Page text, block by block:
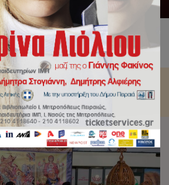
,Δελτία Τύπου,Λατρευτική
Πειραιώς: Οποιαδήποτε θλίψη κι αν
εικόνισμα της Παναγίας.